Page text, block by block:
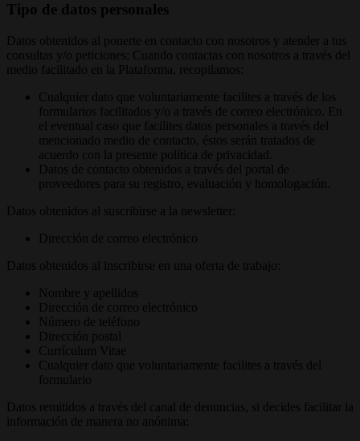
Tipo de datos personales
Datos obtenidos al ponerte en contacto con nosotros y atender a tus
consultas y/o peticiones: Cuando contactas con nosotros a través del
medio facilitado en la Plataforma, recopilamos:
Cualquier dato que voluntariamente facilites a través de los
formularios facilitados y/o a través de correo electrónico. En
el eventual caso que facilites datos personales a través del
mencionado medio de contacto, éstos serán tratados de
acuerdo con la presente política de privacidad.
Datos de contacto obtenidos a través del portal de
proveedores para su registro, evaluación y homologación.
Datos obtenidos al suscribirse a la newsletter:
Dirección de correo electrónico
Datos obtenidos al inscribirse en una oferta de trabajo:
Nombre y apellidos
Dirección de correo electrónico
Número de teléfono
Dirección postal
Currículum Vitae
Cualquier dato que voluntariamente facilites a través del
formulario
Datos remitidos a través del canal de denuncias, si decides facilitar la
información de manera no anónima: